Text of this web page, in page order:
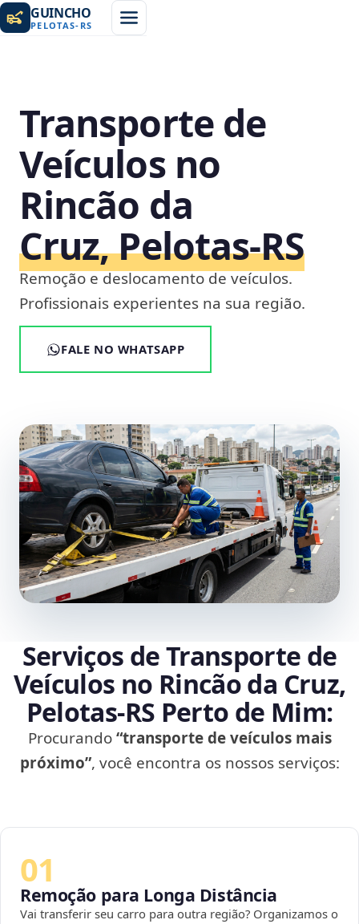
GUINCHO
PELOTAS- RS
Transporte de
Veículos no
Rincão da
Cruz, Pelotas‑RS
Remoção e deslocamento de veículos.
Profissionais experientes na sua região.
FALE NO WHATSAPP
Serviços de Transporte de
Veículos no Rincão da Cruz,
Pelotas‑RS Perto de Mim:
Procurando“transporte de veículos mais
próximo”, você encontra os nossos serviços:
01
Remoção para Longa Distância
Vai transferir seu carro para outra região? Organizamos o